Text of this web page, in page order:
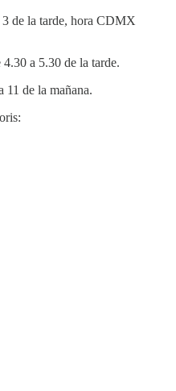
3 de la tarde, hora CDMX
4.30 a 5.30 de la tarde.
11 de la mañana.